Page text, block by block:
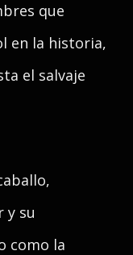
que
en la historia,
el salvaje
y su
como la